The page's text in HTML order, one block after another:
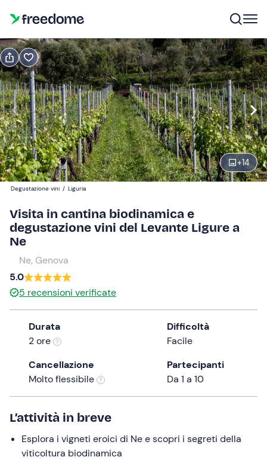
+14
Prenota Regala
visita + degustazione di vini
Navigate
forward
to
interact
the
calendar
and
select
a
date.
question
mark
keyboard
Modifica
10:00 Modifica
Partecipanti
20 €
Degustazione vini / Liguria
Visita in cantina biodinamica e
degustazione vini del Levante Ligure a
Ne
Ne, Genova
5.0
5 recensioni verificate
Durata
2 ore
Difficoltà
Facile
Cancellazione
Molto flessibile
Partecipanti
Da 1 a 10
L’attività in breve
Esplora i vigneti eroici di Ne e scopri i segreti della
viticoltura biodinamica